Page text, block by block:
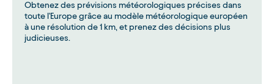
Obtenez des prévisions météorologiques précises dans
toute l'Europe grâce au modèle météorologique européen
à une résolution de 1 km, et prenez des décisions plus
judicieuses.